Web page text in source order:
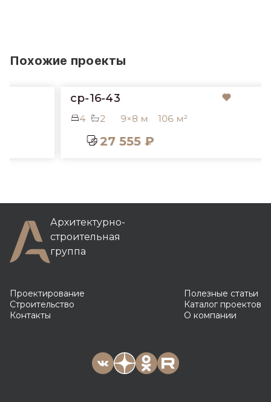
Похожие проекты
cp-16-43
2 9×8 м 106 м²
27 555 ₽
Архитектурно-
строительная
группа
Проектирование
Строительство
Контакты
Полезные статьи
Каталог проектов
О компании